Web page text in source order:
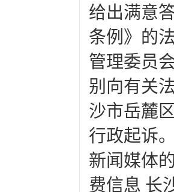
给出满意
条例》的
管理委员
别向有关
沙市岳麓
行政起诉
新闻媒体
费信息 长